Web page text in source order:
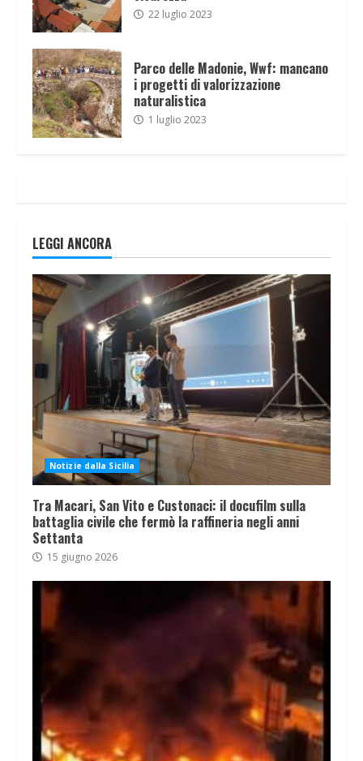
22 luglio 2023
Parco delle Madonie, Wwf: mancano
i progetti di valorizzazione
naturalistica
1 luglio 2023
LEGGI ANCORA
Notizie dalla Sicilia
Tra Macari, San Vito e Custonaci: il docufilm sulla
battaglia civile che fermò la raffineria negli anni
Settanta
15 giugno 2026